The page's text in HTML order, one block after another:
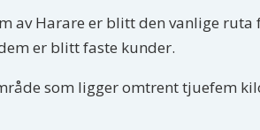
av Harare er blitt den vanlige
er blitt faste kunder.
som ligger omtrent tjuefem